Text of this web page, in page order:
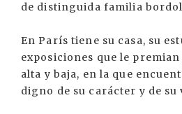
de distinguida familia
En París tiene su casa, su
exposiciones que le premian
alta y baja, en la que
digno de su carácter y de su